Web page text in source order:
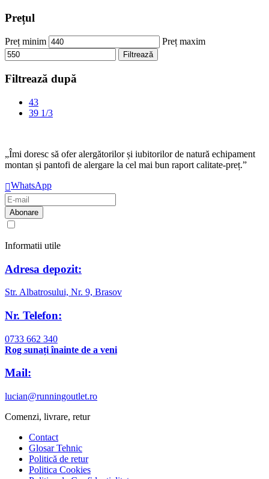
Prețul
Preț minim Preț maxim
Filtrează
Filtrează după
43
39 1/3
„Îmi doresc să ofer alergătorilor și iubitorilor de natură echipament
montan și pantofi de alergare la cel mai bun raport calitate-preț.”
WhatsApp
Informatii utile
Adresa depozit:
Str. Albatrosului, Nr. 9, Brasov
Nr. Telefon:
0733 662 340
Rog sunați înainte de a veni
Mail:
lucian@runningoutlet.ro
Comenzi, livrare, retur
Contact
Glosar Tehnic
Politică de retur
Politica Cookies